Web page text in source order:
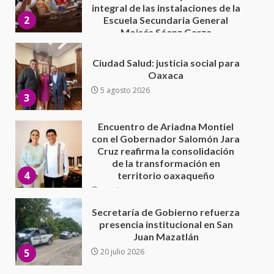
3
5 agosto 2026
4
con el Gobernador Salomón Jara
Cruz reafirma la consolidación
de la transformación en
5
Secretaría de Gobierno refuerza
presencia institucional en San
Juan Mazatlán
20 julio 2026
6
Sanciona Municipio de Oaxaca
de Juárez caso de maltrato
animal tras denuncia ciudadana
16 julio 2026